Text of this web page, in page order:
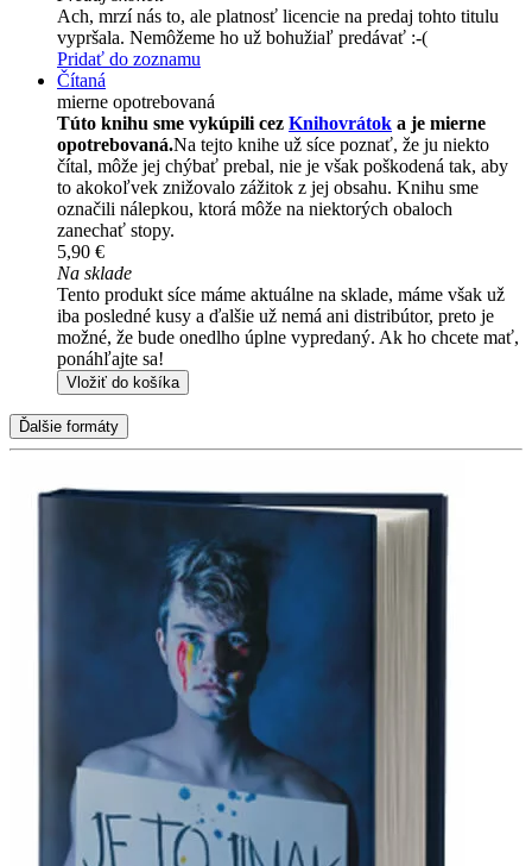
Ach, mrzí nás to, ale platnosť licencie na predaj tohto titulu
vypršala. Nemôžeme ho už bohužiaľ predávať :-(
Pridať do zoznamu
Čítaná
mierne opotrebovaná
Túto knihu sme vykúpili cez Knihovrátok a je mierne
opotrebovaná.Na tejto knihe už síce poznať, že ju niekto
čítal, môže jej chýbať prebal, nie je však poškodená tak, aby
to akokoľvek znižovalo zážitok z jej obsahu. Knihu sme
označili nálepkou, ktorá môže na niektorých obaloch
zanechať stopy.
5,90 €
Na sklade
Tento produkt síce máme aktuálne na sklade, máme však už
iba posledné kusy a ďalšie už nemá ani distribútor, preto je
možné, že bude onedlho úplne vypredaný. Ak ho chcete mať,
ponáhľajte sa!
Vložiť do košíka
Ďalšie formáty